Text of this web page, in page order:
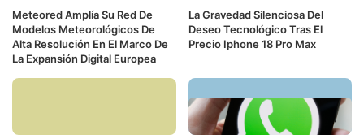
Meteored Amplía Su Red De
Modelos Meteorológicos De
Alta Resolución En El Marco De
La Expansión Digital Europea
La Gravedad Silenciosa Del
Deseo Tecnológico Tras El
Precio Iphone 18 Pro Max